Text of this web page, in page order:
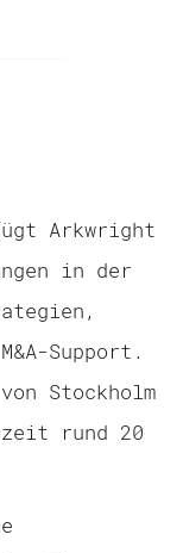
Arkwright
in der
Support.
Stockholm
rund 20